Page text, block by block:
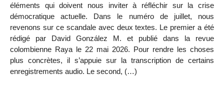
éléments qui doivent nous inviter à réfléchir sur la crise
démocratique actuelle. Dans le numéro de juillet, nous
revenons sur ce scandale avec deux textes. Le premier a été
rédigé par David González M. et publié dans la revue
colombienne Raya le 22 mai 2026. Pour rendre les choses
plus concrètes, il s’appuie sur la transcription de certains
enregistrements audio. Le second, (…)